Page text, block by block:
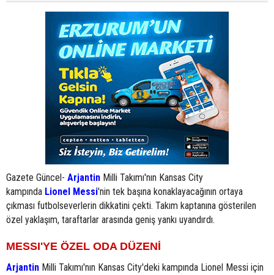
Gazete Güncel- Arjantin Milli Takımı'nın Kansas City
kampında Lionel Messi'nin tek başına konaklayacağının ortaya
çıkması futbolseverlerin dikkatini çekti. Takım kaptanına gösterilen
özel yaklaşım, taraftarlar arasında geniş yankı uyandırdı.
MESSI'YE ÖZEL ODA DÜZENİ
Arjantin Milli Takımı'nın Kansas City'deki kampında Lionel Messi için